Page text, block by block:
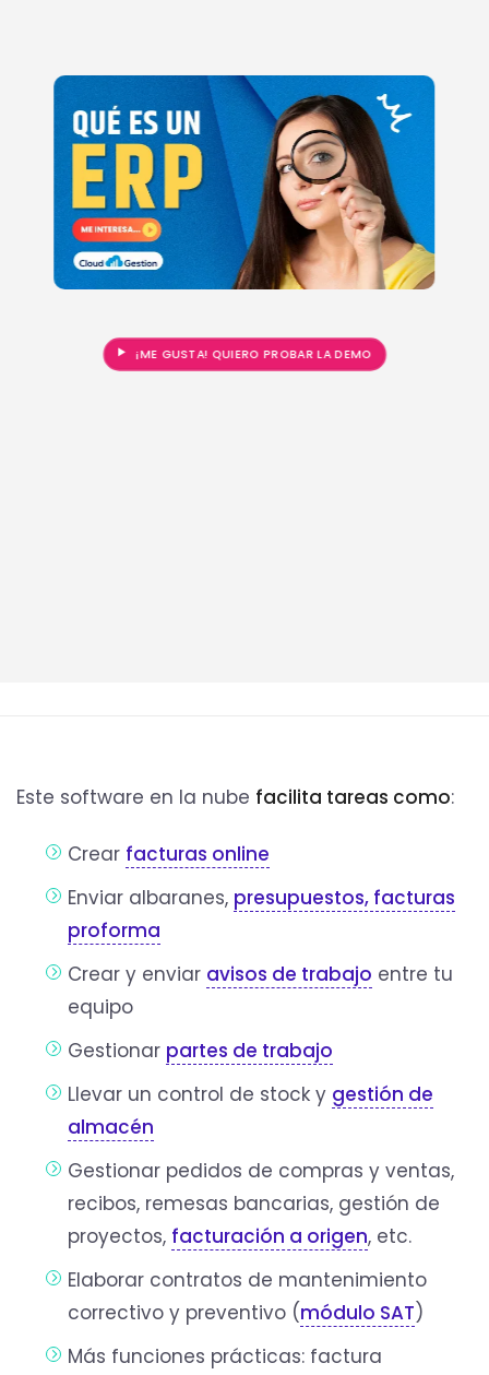
¡ME GUSTA! QUIERO PROBAR LA DEMO
Este software en la nube facilita tareas como:
Crear facturas online
Enviar albaranes, presupuestos, facturas
proforma
Crear y enviar avisos de trabajo entre tu
equipo
Gestionar partes de trabajo
Llevar un control de stock y gestión de
almacén
Gestionar pedidos de compras y ventas,
recibos, remesas bancarias, gestión de
proyectos, facturación a origen, etc.
Elaborar contratos de mantenimiento
correctivo y preventivo (módulo SAT)
Más funciones prácticas: factura